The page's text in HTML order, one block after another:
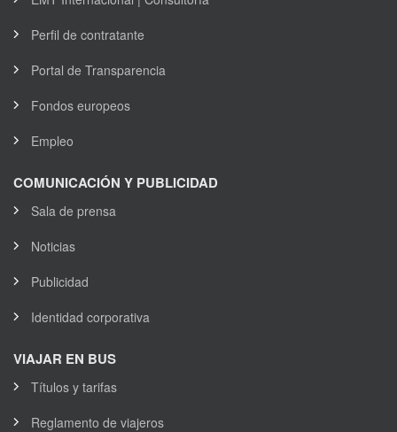
Perfil de contratante
Portal de Transparencia
Fondos europeos
Empleo
COMUNICACIÓN Y PUBLICIDAD
Sala de prensa
Noticias
Publicidad
Identidad corporativa
VIAJAR EN BUS
Títulos y tarifas
Reglamento de viajeros